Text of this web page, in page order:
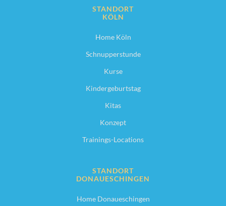
STANDORT
KÖLN
Home Köln
Schnupperstunde
Kurse
Kindergeburtstag
Kitas
Konzept
Trainings-Locations
STANDORT
DONAUESCHINGEN
Home Donaueschingen